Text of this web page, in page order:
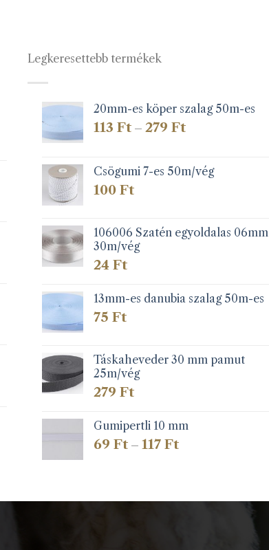
Legkeresettebb termékek
20mm-es köper szalag 50m-es
113Ft – 279FtÁrtartomány:
279 Ft
Csögumi 7-es 50m/vég
100Ft
106006 Szatén egyoldalas 06mm
30m/vég
24Ft
13mm-es danubia szalag 50m-es
75Ft
Táskaheveder 30 mm pamut
25m/vég
279Ft
Gumipertli 10 mm
69Ft – 117FtÁrtartomány: